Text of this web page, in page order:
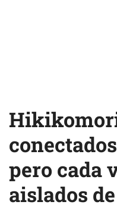
pero cada
aislados